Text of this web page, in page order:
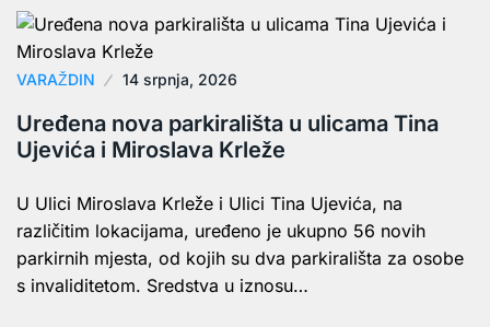
VARAŽDIN 14 srpnja, 2026
Uređena nova parkirališta u ulicama Tina
Ujevića i Miroslava Krleže
U Ulici Miroslava Krleže i Ulici Tina Ujevića, na
različitim lokacijama, uređeno je ukupno 56 novih
parkirnih mjesta, od kojih su dva parkirališta za osobe
s invaliditetom. Sredstva u iznosu…